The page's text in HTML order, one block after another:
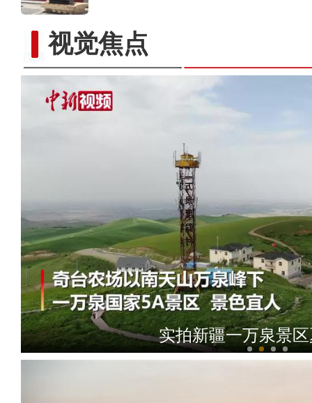
视觉焦点实拍新疆科桑溶洞国家森
实拍新疆一万泉景